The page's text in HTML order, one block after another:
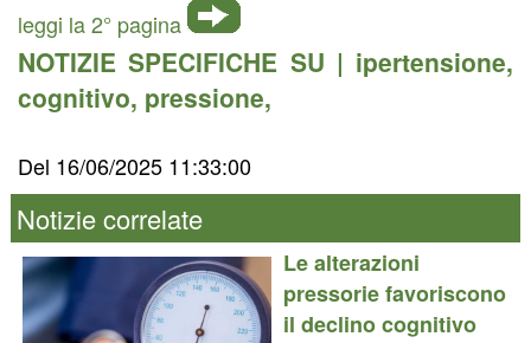
leggi la 2° pagina
NOTIZIE SPECIFICHE SU | ipertensione,
cognitivo, pressione,
Del 16/06/2025 11:33:00
Notizie correlate
Le alterazioni
pressorie favoriscono
il declino cognitivo